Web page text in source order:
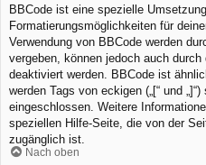
BBCode ist eine spezielle
Formatierungsmöglichkeiten für
Verwendung von BBCode werden
vergeben, können jedoch auch
deaktiviert werden. BBCode ist
werden Tags von eckigen („[“ und
eingeschlossen. Weitere
speziellen Hilfe-Seite, die von der
zugänglich ist.
Nach oben